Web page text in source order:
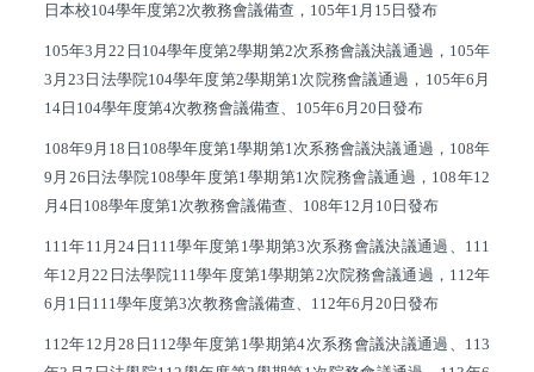
日本校104學年度第2次教務會議備查， 105年1 月 15 日發布
105年3 月22 日 104學年度第2學期第2次系務會議決議通過， 105年
3 月23 日法學院104學年度第2學期第1次院務會議通過， 105年6 月
14 日 104學年度第4次教務會議備查、 105年6 月 20 日發布
108年9 月 18 日 108學年度第1學期第1次系務會議決議通過， 108年
9 月 26 日法學院108學年度第1學期第1次院務會議通過， 108年12
月 4 日 108學年度第1次教務會議備查、 108年12 月 10 日發布
111年11 月24 日 111學年度第1學期第3 次系務會議決議通過、 111
年12 月22 日法學院111學年度第1學期第2次院務會議通過， 112年
6 月 1 日 111學年度第3次教務會議備查、 112年6 月 20 日發布
112年12 月28 日 112學年度第1學期第4次系務會議決議通過、 113